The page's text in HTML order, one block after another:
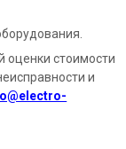
оценки стоимости
и